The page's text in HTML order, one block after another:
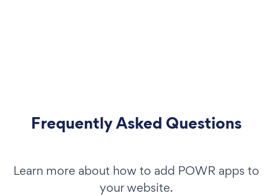
Frequently Asked Questions
Learn more about how to add POWR apps to
your website.